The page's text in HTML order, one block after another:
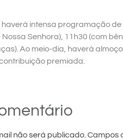
, haverá intensa programação
Senhora), 11h30 (com
Ao meio-dia, haverá
premiada.
não será publicado. Campos